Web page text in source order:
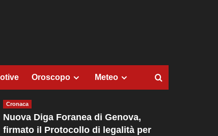
Oroscopo Meteo
Cronaca
Nuova Diga Foranea di Genova,
firmato il Protocollo di legalità per